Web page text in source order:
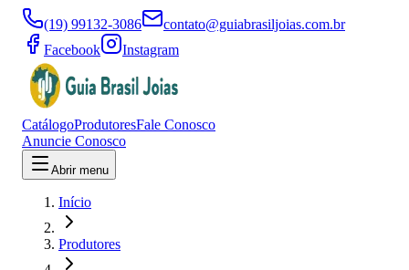
(19) 99132-3086
contato@guiabrasiljoias.com.br
Facebook
Instagram
CatálogoProdutoresFale Conosco
Anuncie Conosco
Abrir menu
Início
Produtores